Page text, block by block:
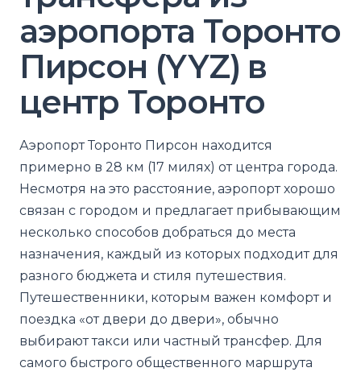
аэропорта Торонто
Пирсон (YYZ) в
центр Торонто
Аэропорт Торонто Пирсон находится
примерно в 28 км (17 милях) от центра города.
Несмотря на это расстояние, аэропорт хорошо
связан с городом и предлагает прибывающим
несколько способов добраться до места
назначения, каждый из которых подходит для
разного бюджета и стиля путешествия.
Путешественники, которым важен комфорт и
поездка «от двери до двери», обычно
выбирают такси или частный трансфер. Для
самого быстрого общественного маршрута